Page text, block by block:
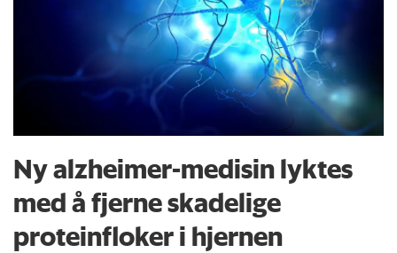
Ny alzheimer-medisin lyktes
med å fjerne skadelige
proteinfloker i hjernen